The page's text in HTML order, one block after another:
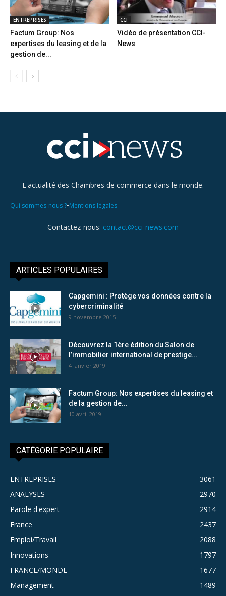
ENTREPRISES
Factum Group: Nos
expertises du leasing et de la
gestion de...
CCI
Vidéo de présentation CCI-
News
L'actualité des Chambres de commerce dans le monde.
Qui sommes-nous ?•Mentions légales
Contactez-nous: contact@cci-news.com
ARTICLES POPULAIRES
Capgemini : Protège vos données contre la
cybercriminalité
9 novembre 2015
Découvrez la 1ère édition du Salon de
l’immobilier international de prestige...
4 janvier 2019
Factum Group: Nos expertises du leasing et
de la gestion de...
10 avril 2019
CATÉGORIE POPULAIRE
ENTREPRISES
3061
ANALYSES
2970
Parole d'expert
2914
France
2437
Emploi/Travail
2088
Innovations
1797
FRANCE/MONDE
1677
Management
1489